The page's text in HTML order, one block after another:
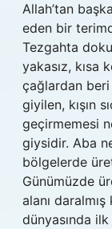
Allah’tan
eden bir
Tezgahta
yakasız, kısa
çağlardan beri
giyilen, kışın
geçirmemesi
giysidir. Aba
bölgelerde
Günümüzde
alanı
dünyasında